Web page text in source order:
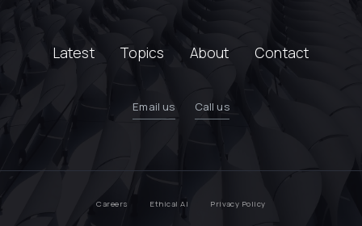
Latest Topics About Contact
Email us Call us
Careers Ethical AI Privacy Policy